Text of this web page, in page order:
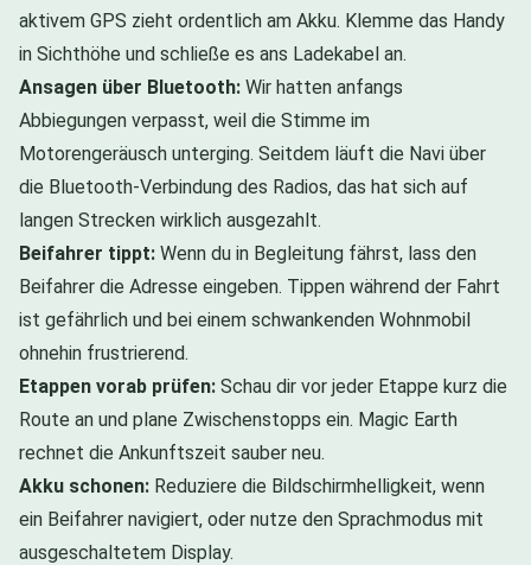
aktivem GPS zieht ordentlich am Akku. Klemme das Handy
in Sichthöhe und schließe es ans Ladekabel an.
Ansagen über Bluetooth: Wir hatten anfangs
Abbiegungen verpasst, weil die Stimme im
Motorengeräusch unterging. Seitdem läuft die Navi über
die Bluetooth-Verbindung des Radios, das hat sich auf
langen Strecken wirklich ausgezahlt.
Beifahrer tippt: Wenn du in Begleitung fährst, lass den
Beifahrer die Adresse eingeben. Tippen während der Fahrt
ist gefährlich und bei einem schwankenden Wohnmobil
ohnehin frustrierend.
Etappen vorab prüfen: Schau dir vor jeder Etappe kurz die
Route an und plane Zwischenstopps ein. Magic Earth
rechnet die Ankunftszeit sauber neu.
Akku schonen: Reduziere die Bildschirmhelligkeit, wenn
ein Beifahrer navigiert, oder nutze den Sprachmodus mit
ausgeschaltetem Display.